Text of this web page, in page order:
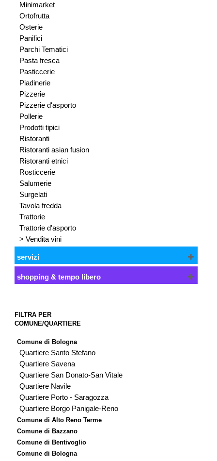
Minimarket
Ortofrutta
Osterie
Panifici
Parchi Tematici
Pasta fresca
Pasticcerie
Piadinerie
Pizzerie
Pizzerie d'asporto
Pollerie
Prodotti tipici
Ristoranti
Ristoranti asian fusion
Ristoranti etnici
Rosticcerie
Salumerie
Surgelati
Tavola fredda
Trattorie
Trattorie d'asporto
> Vendita vini
servizi
shopping & tempo libero
FILTRA PER
COMUNE/QUARTIERE
Comune di Bologna
Quartiere Santo Stefano
Quartiere Savena
Quartiere San Donato-San Vitale
Quartiere Navile
Quartiere Porto - Saragozza
Quartiere Borgo Panigale-Reno
Comune di Alto Reno Terme
Comune di Bazzano
Comune di Bentivoglio
Comune di Bologna